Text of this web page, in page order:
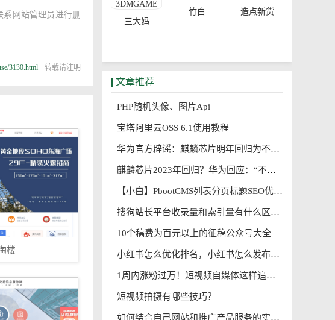
系网站管理员进行删
3130.html 转载请注明
楼
三大妈
竹白 造点新货
文章推荐
PHP随机头像、图片Api
宝塔阿里云OSS 6.1使用教程
华为官方辟谣：麒麟芯片明年回归为不实消息
麒麟芯片2023年回归？华为回应：“不实消息”
【小白】PbootCMS列表分页标题SEO优化
搜狗站长平台收录量和索引量有什么区别
10个稿费为百元以上的征稿公众号大全
小红书怎么优化排名，小红书怎么发布seo笔记?
1周内涨粉过万！短视频自媒体这样追热点，能快速出爆款
短视频拍摄有哪些技巧？
如何结合自己网站和推广产品服务的实际情况，指定关键词进行网站优化